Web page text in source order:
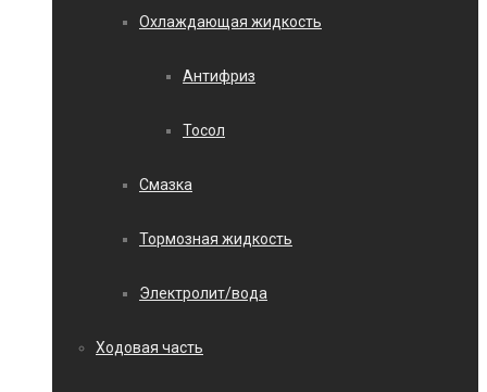
Охлаждающая жидкость
Антифриз
Тосол
Смазка
Тормозная жидкость
Электролит/вода
Ходовая часть